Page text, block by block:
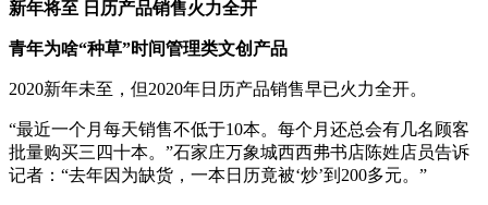
新年将至 日历产品销售火力全开
青年为啥“种草”时间管理类文创产品
2020新年未至，但2020年日历产品销售早已火力全开。
“最近一个月每天销售不低于10本。每个月还总会有几名顾客
批量购买三四十本。”石家庄万象城西西弗书店陈姓店员告诉
记者：“去年因为缺货，一本日历竟被‘炒’到200多元。”